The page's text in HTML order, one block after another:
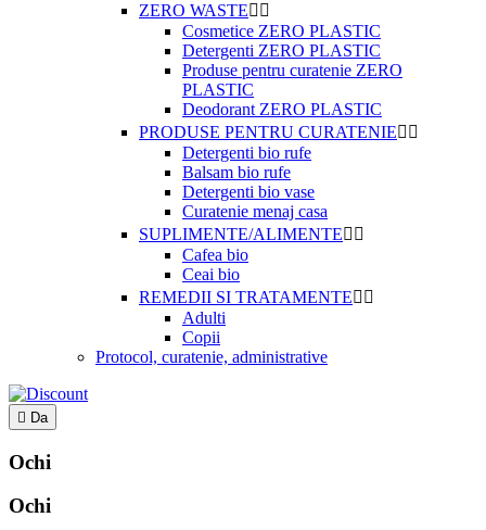
ZERO WASTE 
Cosmetice ZERO PLASTIC
Detergenti ZERO PLASTIC
Produse pentru curatenie ZERO
PLASTIC
Deodorant ZERO PLASTIC
PRODUSE PENTRU CURATENIE 
Detergenti bio rufe
Balsam bio rufe
Detergenti bio vase
Curatenie menaj casa
SUPLIMENTE/ALIMENTE 
Cafea bio
Ceai bio
REMEDII SI TRATAMENTE 
Adulti
Copii
Protocol, curatenie, administrative
 Da
Ochi
Ochi